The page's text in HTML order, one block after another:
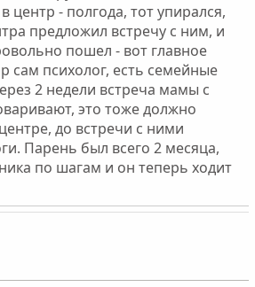
центр - полгода, тот упирался,
предложил встречу с ним, и
пошел - вот главное
сам психолог, есть семейные
2 недели встреча мамы с
это тоже должно
до встречи с ними
Парень был всего 2 месяца,
по шагам и он теперь ходит